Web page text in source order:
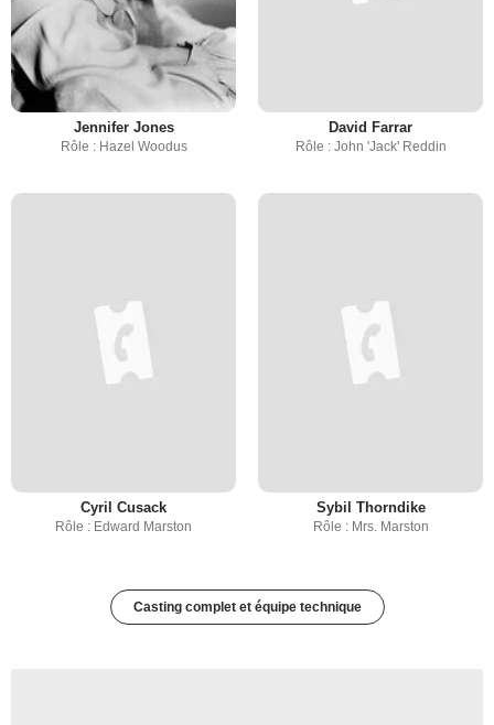
Jennifer Jones
Rôle : Hazel Woodus
David Farrar
Rôle : John 'Jack' Reddin
Cyril Cusack
Rôle : Edward Marston
Sybil Thorndike
Rôle : Mrs. Marston
Casting complet et équipe technique